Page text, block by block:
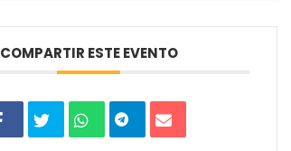
COMPARTIR ESTE EVENTO